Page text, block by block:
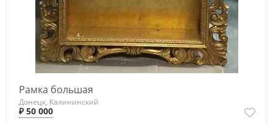
Рамка большая
Донецк, Калининский
₽ 50 000